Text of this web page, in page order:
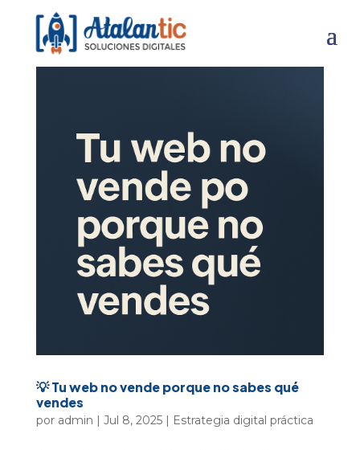
💡 Tu web no vende porque no sabes qué
vendes
por admin | Jul 8, 2025| Estrategia digital práctica